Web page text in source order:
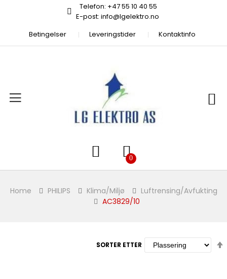
Telefon: +47 55 10 40 55
E-post: info@lgelektro.no
Betingelser
Leveringstider Kontaktinfo
Home PHILIPS Klima/Miljø
Luftrensing/Avfukting
AC3829/10
SORTER ETTER
SORTER ETTER